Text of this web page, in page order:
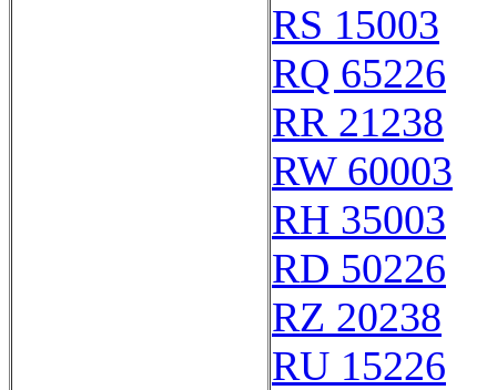
RS 15003
RQ 65226
RR 21238
RW 60003
RH 35003
RD 50226
RZ 20238
RU 15226